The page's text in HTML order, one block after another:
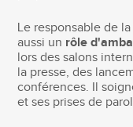
Le responsable de
aussi un rôle
lors des salons
la presse, des
conférences. Il
et ses prises de